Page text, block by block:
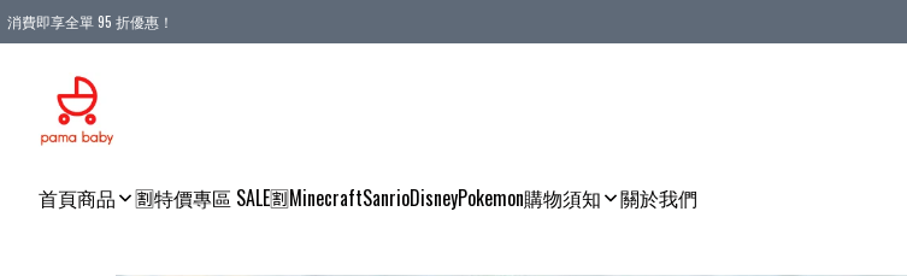
消費即享全單 95 折優惠！
首頁商品 🈹特價專區 SALE🈹MinecraftSanrioDisneyPokemon購物須知 關於我們